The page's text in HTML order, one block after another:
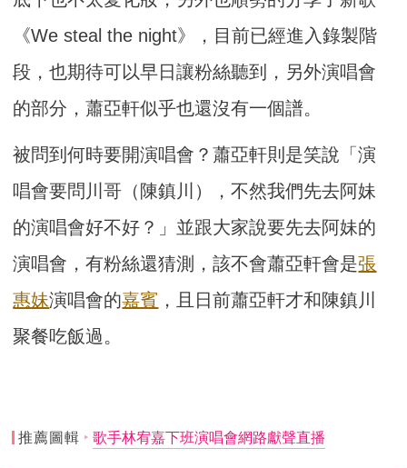
《We steal the night》，目前已經進入錄製階
段，也期待可以早日讓粉絲聽到，另外演唱會
的部分，蕭亞軒似乎也還沒有一個譜。
被問到何時要開演唱會？蕭亞軒則是笑說「演
唱會要問川哥（陳鎮川），不然我們先去阿妹
的演唱會好不好？」並跟大家說要先去阿妹的
演唱會，有粉絲還猜測，該不會蕭亞軒會是張
惠妹演唱會的嘉賓 ，且日前蕭亞軒才和陳鎮川
聚餐吃飯過。
推薦圖輯 歌手林宥嘉下班演唱會網路獻聲直播